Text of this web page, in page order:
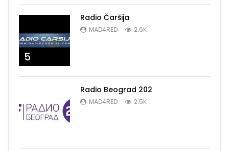
5
Radio Čaršija
MAD4RED 2.6K
Radio Beograd 202
MAD4RED 2.5K